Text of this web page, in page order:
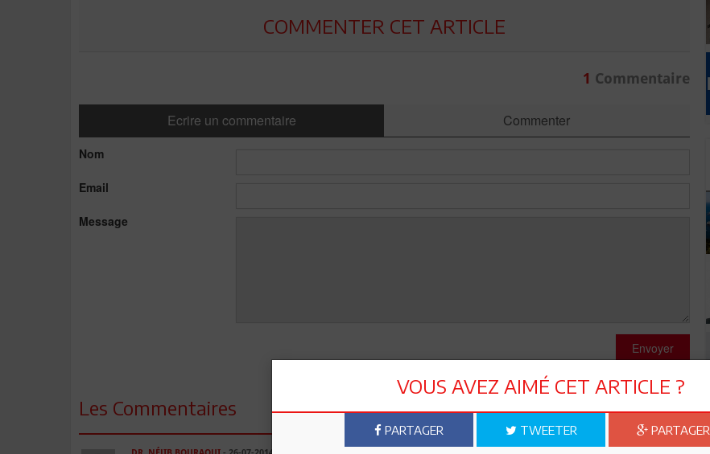
COMMENTER CET ARTICLE
1 Commentaire
Ecrire un commentaire Commenter
Nom
Email
Message
Envoyer
Les Commentaires
VOUS AVEZ AIMÉ CET ARTICLE ?
PARTAGER TWEETER PARTAGER